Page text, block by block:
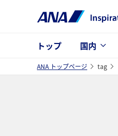
トップ 国内
ANA トップページ tag